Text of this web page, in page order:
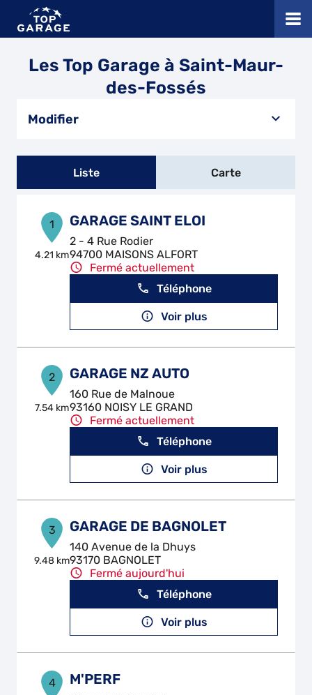
Les Top Garage à Saint-Maur-
des-Fossés
Modifier
Liste Carte
1
4.21 km
GARAGE SAINT ELOI
2 - 4 Rue Rodier
94700 MAISONS ALFORT
Fermé actuellement
Téléphone
Voir plus
2
7.54 km
GARAGE NZ AUTO
160 Rue de Malnoue
93160 NOISY LE GRAND
Fermé actuellement
Téléphone
Voir plus
3
9.48 km
GARAGE DE BAGNOLET
140 Avenue de la Dhuys
93170 BAGNOLET
Fermé aujourd'hui
Téléphone
Voir plus
4 M'PERF